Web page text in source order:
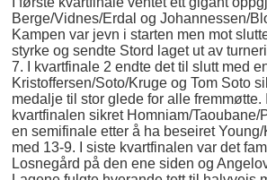
Berge/Vidnes/Erdal og Johannessen/
Kampen var jevn i starten men mot
styrke og sendte Stord laget ut av
7. I kvartfinale 2 endte det til slutt med
Kristoffersen/Soto/Kruge og Tom Soto
medalje til stor glede for alle fremmøtte.
kvartfinalen sikret Homniam/Taoubane/
en semifinale etter å ha beseiret
med 13-9. I siste kvartfinalen var det
Losnegård på den ene siden og